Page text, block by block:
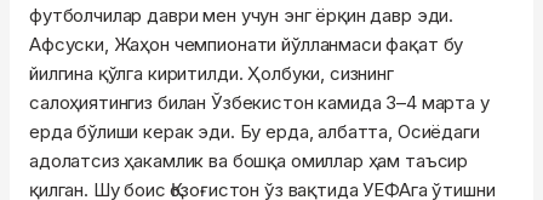
футболчилар даври мен учун энг ёрқин давр эди.
Афсуски, Жаҳон чемпионати йўлланмаси фақат бу
йилгина қўлга киритилди. Ҳолбуки, сизнинг
салоҳиятингиз билан Ўзбекистон камида 3–4 марта у
ерда бўлиши керак эди. Бу ерда, албатта, Осиёдаги
адолатсиз ҳакамлик ва бошқа омиллар ҳам таъсир
қилган. Шу боис Қозоғистон ўз вақтида УЕФАга ўтишни